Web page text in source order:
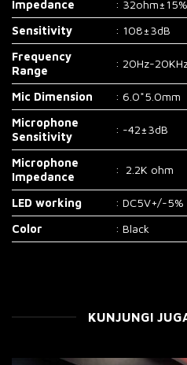
Impedance
: 32ohm±15%
Sensitivity
: 108±3dB
Frequency
Range
: 20Hz-
Mic Dimension
: 6.0*5.0mm
Microphone
Sensitivity
: -42±3dB
Microphone
Impedance
: 2.2K ohm
LED working
: DC5V+/-5%
Color
: Black
KUNJUNGI